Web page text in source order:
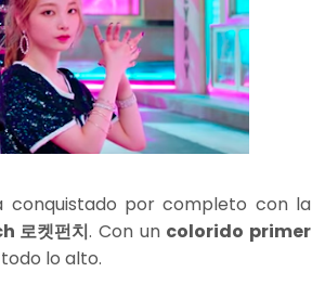
conquistado por completo con la
로켓펀치. Con un colorido primer
lo alto.